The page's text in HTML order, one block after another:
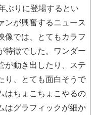
ぶりに登場するとい
ンが興奮するニュース
像では、とてもカラフ
特徴でした。ワンダー
が動き出したり、ステ
り、とても面白そうで
はちょこちょこやるの
はグラフィックが細か